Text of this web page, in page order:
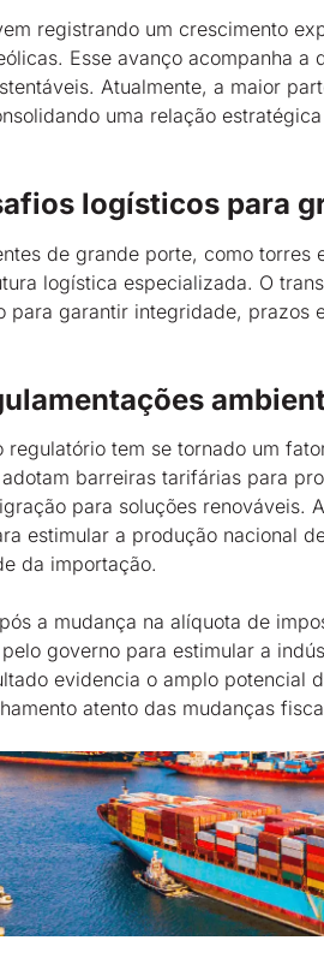
registrando um crescimento
Esse avanço acompanha
Atualmente, a maior
uma relação
logísticos para
de grande porte, como
logística especializada. O
para garantir integridade, prazos
regulatório tem se tornado um
barreiras tarifárias para
para soluções renováveis.
estimular a produção nacional
da importação.
a mudança na alíquota de
governo para estimular a
evidencia o amplo potencial
atento das mudanças